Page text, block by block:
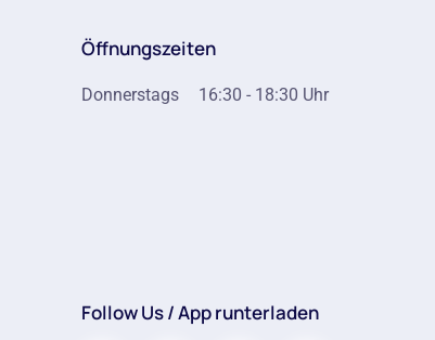
Öffnungszeiten
Donnerstags 16:30 - 18:30 Uhr
Follow Us / App runterladen